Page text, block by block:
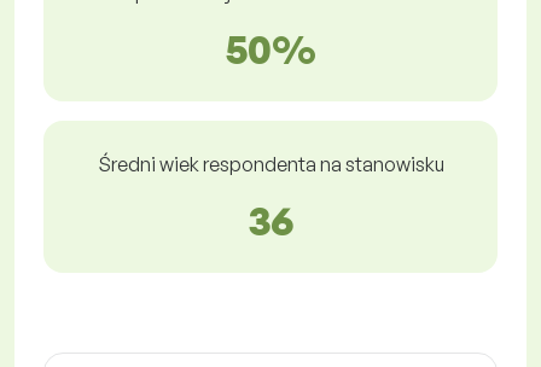
50%
Średni wiek respondenta na stanowisku
36